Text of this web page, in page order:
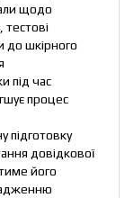
щодо
до шкірного
під час
процес
підготовку
довідкової
його